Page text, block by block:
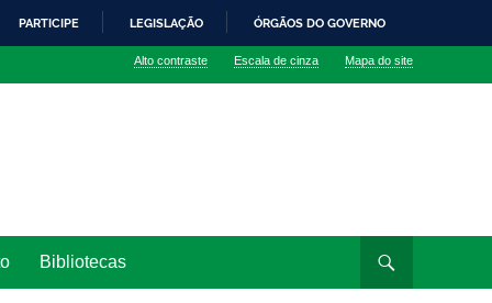
PARTICIPE LEGISLAÇÃO ÓRGÃOS DO GOVERNO
Alto contraste Escala de cinza Mapa do site
Bibliotecas